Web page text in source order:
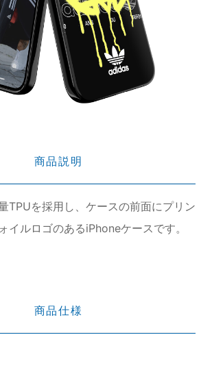
商品説明
TPUを採用し、ケースの前面にプリン
イルロゴのあるiPhoneケースです。
商品仕様